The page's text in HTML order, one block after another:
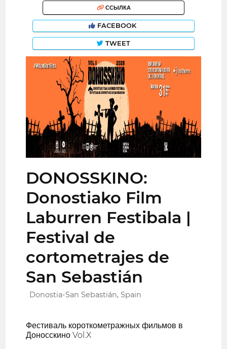
ССЫЛКА
FACEBOOK
TWEET
DONOSSKINO:
Donostiako Film
Laburren Festibala |
Festival de
cortometrajes de
San Sebastián
Donostia-San Sebastián, Spain
Фестиваль короткометражных фильмов в
Доносскино Vol.X